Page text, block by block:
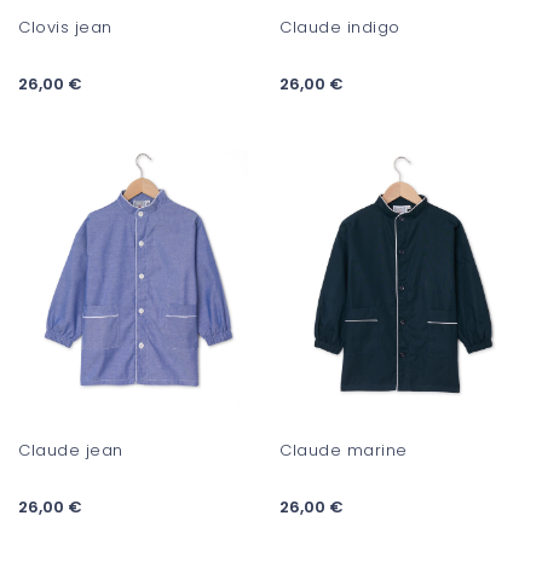
Clovis jean
26,00 €
Claude indigo
26,00 €
Claude jean
26,00 €
Claude marine
26,00 €